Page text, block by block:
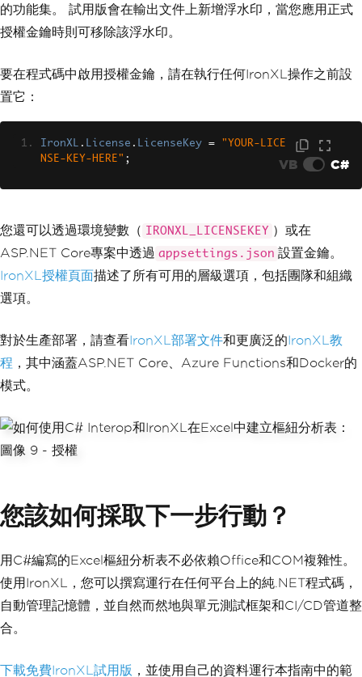
的功能集。 試用版會在輸出文件上新增浮水印，當您應用正式
授權金鑰時則可移除該浮水印。
要在程式碼中啟用授權金鑰，請在執行任何IronXL操作之前設
置它：
IronXL . License . LicenseKey =
"YOUR-LICE
NSE-KEY-HERE" ; VB C#
您還可以透過環境變數（ IRONXL_LICENSEKEY ）或在
ASP.NET Core專案中透過 appsettings.json 設置金鑰。
IronXL授權頁面描述了所有可用的層級選項，包括團隊和組織
選項。
對於生產部署，請查看IronXL部署文件和更廣泛的IronXL教
程 ，其中涵蓋ASP.NET Core、Azure Functions和Docker的
模式。
您該如何採取下一步行動？
用C#編寫的Excel樞紐分析表不必依賴Office和COM複雜性。
使用IronXL，您可以撰寫運行在任何平台上的純.NET程式碼，
自動管理記憶體，並自然而然地與單元測試框架和CI/CD管道整
合。
下載免費IronXL試用版 ，並使用自己的資料運行本指南中的範